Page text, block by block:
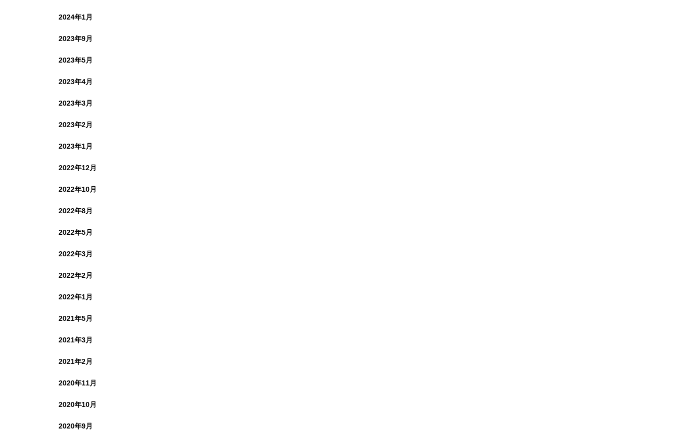
2024年1月
2023年9月
2023年5月
2023年4月
2023年3月
2023年2月
2023年1月
2022年12月
2022年10月
2022年8月
2022年5月
2022年3月
2022年2月
2022年1月
2021年5月
2021年3月
2021年2月
2020年11月
2020年10月
2020年9月